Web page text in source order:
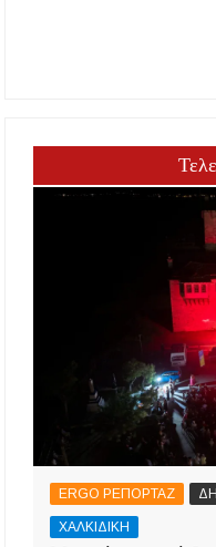
ERGO ΡΕΠΟΡΤΑΖ
ΧΑΛΚΙΔΙΚΗ